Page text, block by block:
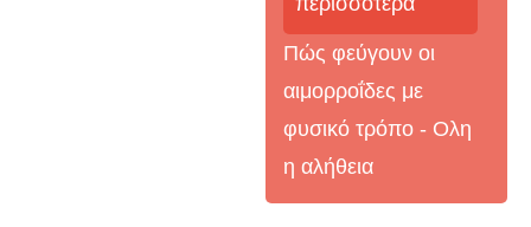
Πώς φεύγουν οι
αιμορροΐδες με
φυσικό τρόπο - Oλη
η αλήθεια